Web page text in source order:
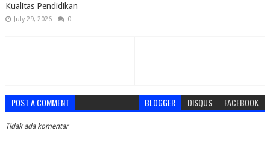
Kualitas Pendidikan
July 29, 2026 0
POST A COMMENT BLOGGER DISQUS FACEBOOK
Tidak ada komentar